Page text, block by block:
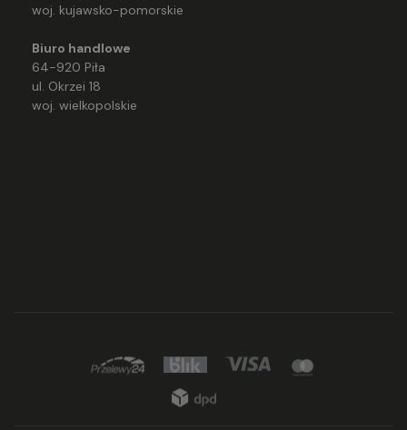
woj. kujawsko-pomorskie
Biuro handlowe
64-920 Piła
ul. Okrzei 18
woj. wielkopolskie